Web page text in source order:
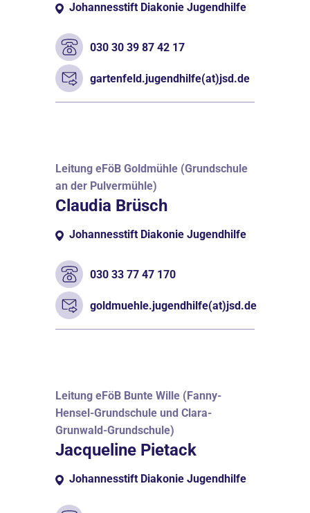
Johannesstift Diakonie Jugendhilfe
030 30 39 87 42 17
gartenfeld.jugendhilfe(at)jsd.de
Leitung eFöB Goldmühle (Grundschule
an der Pulvermühle)
Claudia Brüsch
Johannesstift Diakonie Jugendhilfe
030 33 77 47 170
goldmuehle.jugendhilfe(at)jsd.de
Leitung eFöB Bunte Wille (Fanny-
Hensel-Grundschule und Clara-
Grunwald-Grundschule)
Jacqueline Pietack
Johannesstift Diakonie Jugendhilfe